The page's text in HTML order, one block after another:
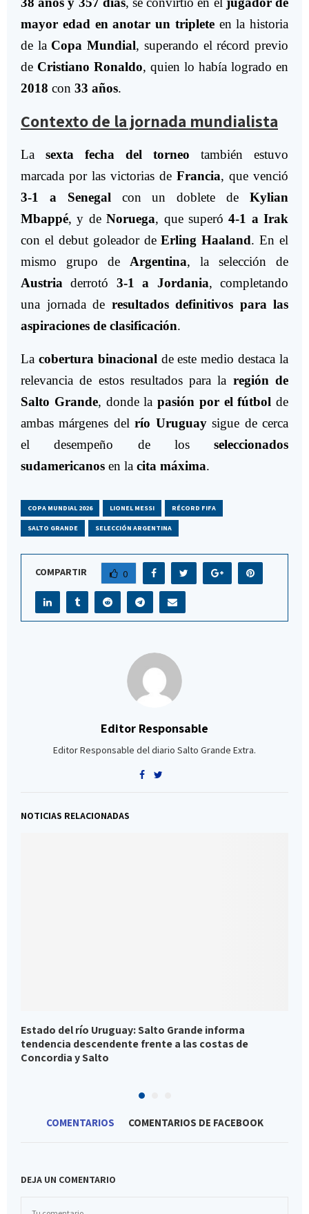
mayor edad en anotar un tripleteen la historia
de la Copa Mundial, superando el récord previo
de Cristiano Ronaldo, quien lo había logrado en
2018 con 33 años.
Contexto de la jornada mundialista
La sexta fecha del torneo también estuvo
marcada por las victorias de Francia, que venció
3-1 a Senegal con un doblete deKylian
Mbappé, y deNoruega, que superó4-1 a Irak
con el debut goleador deErling Haaland. En el
mismo grupo de Argentina, la selección de
Austria derrotó 3-1 a Jordania, completando
una jornada de resultados definitivos para las
aspiraciones de clasificación.
La cobertura binacional de este medio destaca la
relevancia de estos resultados para la región de
Salto Grande, donde la pasión por el fútbol de
ambas márgenes delrío Uruguaysigue de cerca
el desempeño de los seleccionados
sudamericanos en la cita máxima.
COPA MUNDIAL 2026 LIONEL MESSI RÉCORD FIFA
SALTO GRANDE SELECCIÓN ARGENTINA
COMPARTIR 0
Editor Responsable
Editor Responsable del diario Salto Grande Extra.
NOTICIAS RELACIONADAS
Estado del río Uruguay: Salto Grande informa
tendencia descendente frente a las costas de
Concordia y Salto
COMENTARIOS COMENTARIOS DE FACEBOOK
DEJA UN COMENTARIO